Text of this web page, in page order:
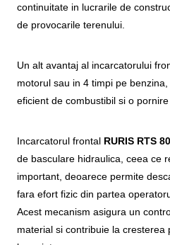
continuitate in lucrarile de
de provocarile terenului.
Un alt avantaj al incarcatorului
motorul sau in 4 timpi pe
eficient de combustibil si o pornire
Incarcatorul frontal RURIS RTS
de basculare hidraulica, ceea ce
important, deoarece permite
fara efort fizic din partea
Acest mecanism asigura un
material si contribuie la cresterea